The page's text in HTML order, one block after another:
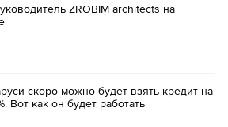
ZROBIM architects на
скоро можно будет взять кредит на
Вот как он будет работать